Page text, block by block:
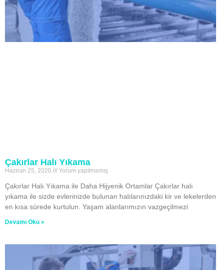
Çakırlar Halı Yıkama
Haziran 25, 2020 Yorum yapılmamış
Çakırlar Halı Yıkama ile Daha Hijyenik Ortamlar Çakırlar halı
yıkama ile sizde evlerinizde bulunan halılarınızdaki kir ve lekelerden
en kısa sürede kurtulun. Yaşam alanlarımızın vazgeçilmezi
Devamı Oku »